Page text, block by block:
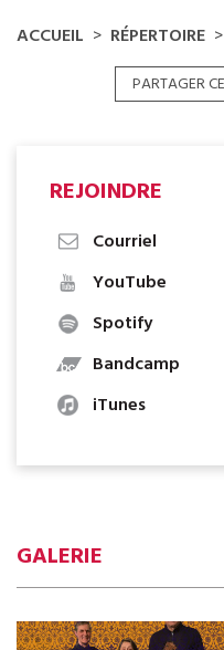
ACCUEIL RÉPERTOIRE
PARTAGER
REJOINDRE
Courriel
YouTube
Spotify
Bandcamp
iTunes
GALERIE